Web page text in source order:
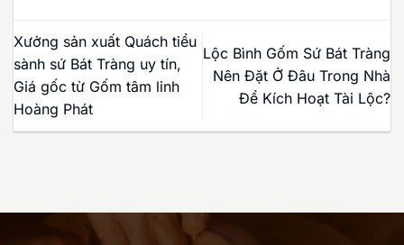
Xưởng sản xuất Quách tiểu
sành sứ Bát Tràng uy tín,
Giá gốc từ Gốm tâm linh
Hoàng Phát
Lộc Bình Gốm Sứ Bát Tràng
Nên Đặt Ở Đâu Trong Nhà
Để Kích Hoạt Tài Lộc?